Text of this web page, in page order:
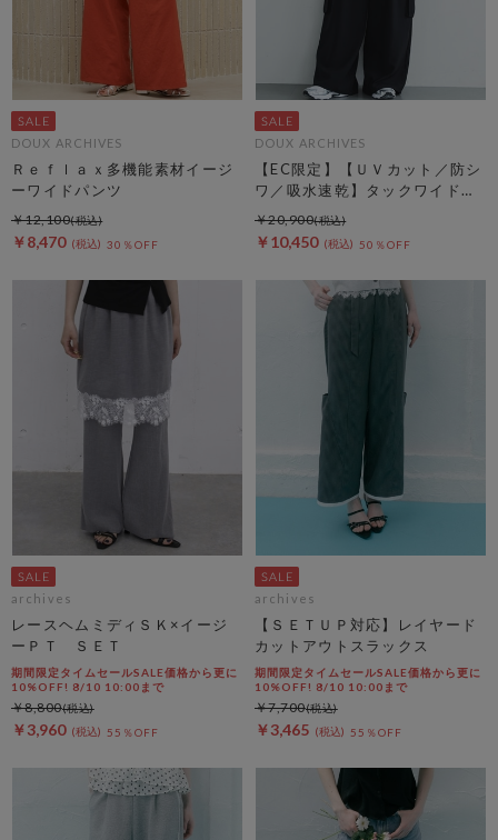
DOUX ARCHIVES
Ｒｅｆｌａｘ多機能素材イージ
ーワイドパンツ
￥8,470 30％OFF
￥12,100
DOUX ARCHIVES
【EC限定】【ＵＶカット／防シ
ワ／吸水速乾】タックワイドカ
ーゴパンツ
￥10,450 50％OFF
￥20,900
archives
レースヘムミディＳＫ×イージ
ーＰＴ ＳＥＴ
期間限定タイムセールSALE価格から更に
10%OFF! 8/10 10:00まで
￥3,960 55％OFF
￥8,800
archives
【ＳＥＴＵＰ対応】レイヤード
カットアウトスラックス
期間限定タイムセールSALE価格から更に
10%OFF! 8/10 10:00まで
￥3,465 55％OFF
￥7,700